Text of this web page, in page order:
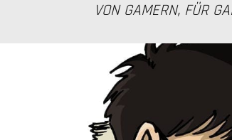
VON GAMERN, FÜR